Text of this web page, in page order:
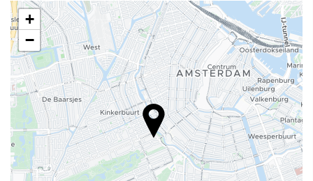
Круглосуточная стойка регистрации
Камера хранения багажа
Еда и напитки
Ресторан à la carte
Бар
Бизнес-услуги
+
−